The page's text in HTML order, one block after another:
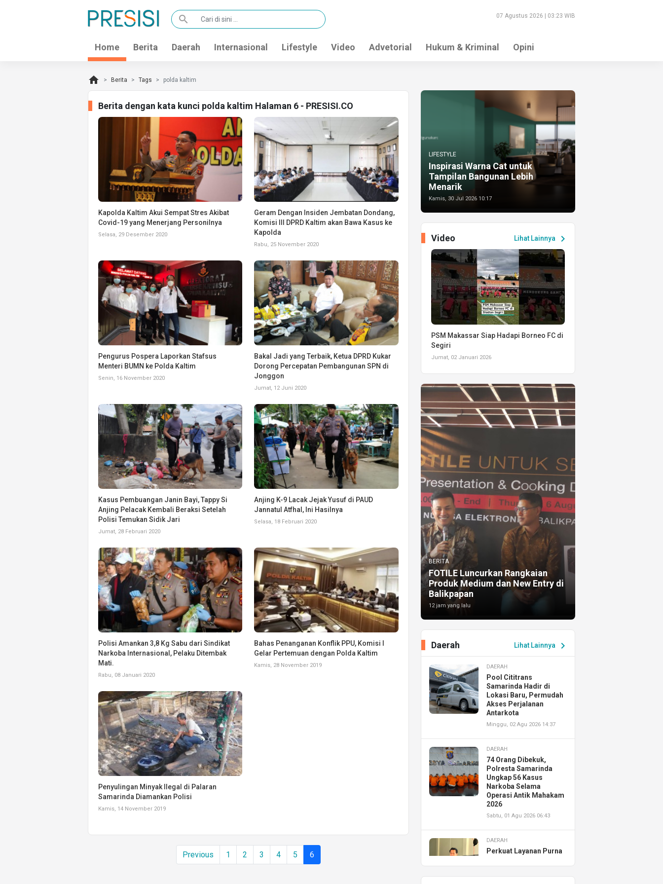
search 07 Agustus 2026 | 03:23 WIB
Home Berita Daerah Internasional Lifestyle Video Advetorial Hukum & Kriminal Opini
home Berita Tags polda kaltim
Berita dengan kata kunci polda kaltim Halaman 6 - PRESISI.CO
Kapolda Kaltim Akui Sempat Stres Akibat
Covid-19 yang Menerjang Personilnya
Selasa, 29 Desember 2020
Geram Dengan Insiden Jembatan Dondang,
Komisi III DPRD Kaltim akan Bawa Kasus ke
Kapolda
Rabu, 25 November 2020
Pengurus Pospera Laporkan Stafsus
Menteri BUMN ke Polda Kaltim
Senin, 16 November 2020
Bakal Jadi yang Terbaik, Ketua DPRD Kukar
Dorong Percepatan Pembangunan SPN di
Jonggon
Jumat, 12 Juni 2020
Kasus Pembuangan Janin Bayi, Tappy Si
Anjing Pelacak Kembali Beraksi Setelah
Polisi Temukan Sidik Jari
Jumat, 28 Februari 2020
Anjing K-9 Lacak Jejak Yusuf di PAUD
Jannatul Atfhal, Ini Hasilnya
Selasa, 18 Februari 2020
Polisi Amankan 3,8 Kg Sabu dari Sindikat
Narkoba Internasional, Pelaku Ditembak
Mati.
Rabu, 08 Januari 2020
Bahas Penanganan Konflik PPU, Komisi I
Gelar Pertemuan dengan Polda Kaltim
Kamis, 28 November 2019
Penyulingan Minyak Ilegal di Palaran
Samarinda Diamankan Polisi
Kamis, 14 November 2019
Previous 1 2 3 4 5 6
LIFESTYLE
Inspirasi Warna Cat untuk
Tampilan Bangunan Lebih
Menarik
Kamis, 30 Jul 2026 10:17
Lihat Lainnya chevron_right
Video
PSM Makassar Siap Hadapi Borneo FC di
Segiri
Jumat, 02 Januari 2026
BERITA
FOTILE Luncurkan Rangkaian
Produk Medium dan New Entry di
Balikpapan
12 jam yang lalu
Lihat Lainnya chevron_right
Daerah
DAERAH
Pool Cititrans
Samarinda Hadir di
Lokasi Baru, Permudah
Akses Perjalanan
Antarkota
Minggu, 02 Agu 2026 14:37
DAERAH
74 Orang Dibekuk,
Polresta Samarinda
Ungkap 56 Kasus
Narkoba Selama
Operasi Antik Mahakam
2026
Sabtu, 01 Agu 2026 06:43
DAERAH
Perkuat Layanan Purna
Resmikan AHASS